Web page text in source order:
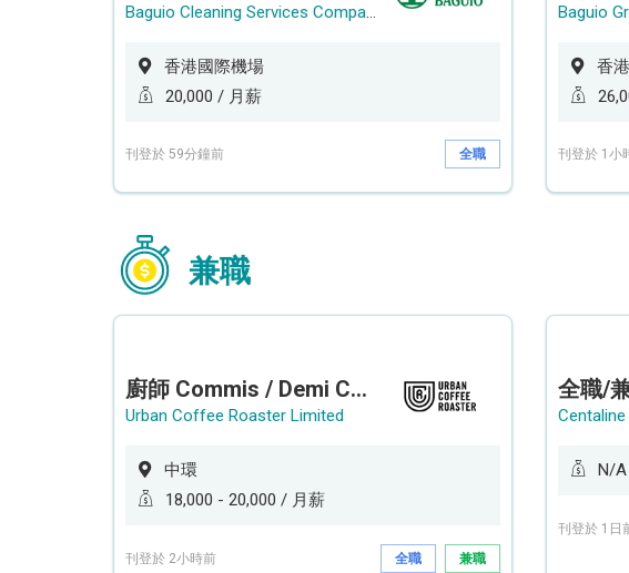
Baguio Cleaning Services Company Limited
香港國際機場
20,000 / 月薪
刊登於 59分鐘前 全職
Baguio
香
刊登於 1小
兼職
廚師 Commis / Demi Chef (全職/ 兼職) (工作地點:中環)
Urban Coffee Roaster Limited
中環
18,000 - 20,000 / 月薪
刊登於 2小時前 全職 兼職
N/A
刊登於 1日